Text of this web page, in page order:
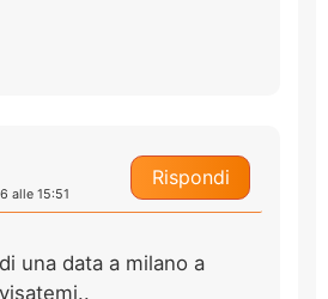
Rispondi
alle 15:51
una data a milano a